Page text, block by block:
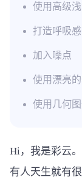
使用高级
打造呼吸感
加入噪点
使用漂亮
使用几何
Hi，我是彩云
有人天生就有